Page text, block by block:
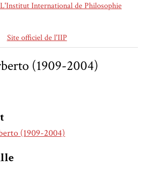
International de Philosophie
Site officiel de l'IIP
(1909-2004)
(1909-2004)